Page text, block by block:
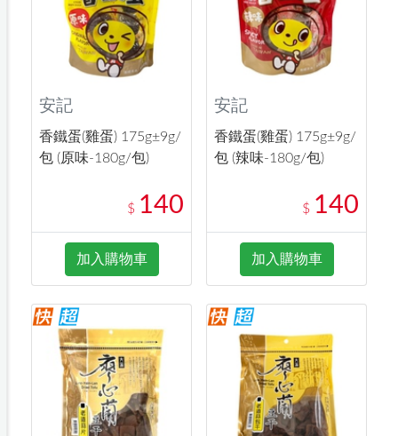
安記
香鐵蛋(雞蛋) 175g±9g/
包 (原味-180g/包)
$ 140
加入購物車
安記
香鐵蛋(雞蛋) 175g±9g/
包 (辣味-180g/包)
$ 140
加入購物車